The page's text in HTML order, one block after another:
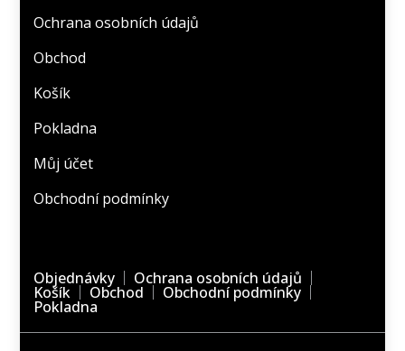
Ochrana osobních údajů
Obchod
Košík
Pokladna
Můj účet
Obchodní podmínky
Objednávky Ochrana osobních údajů
Košík Obchod Obchodní podmínky
Pokladna